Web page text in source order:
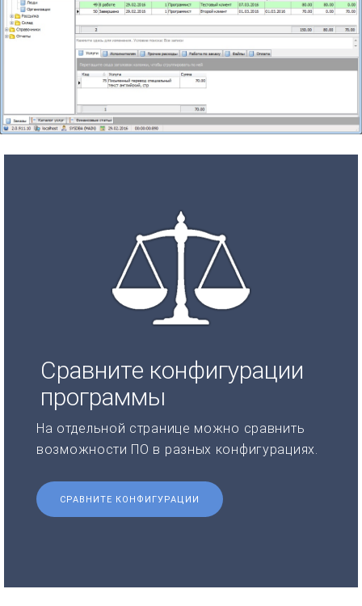
Сравните конфигурации
программы
На отдельной странице можно сравнить
возможности ПО в разных конфигурациях.
СРАВНИТЕ КОНФИГУРАЦИИ